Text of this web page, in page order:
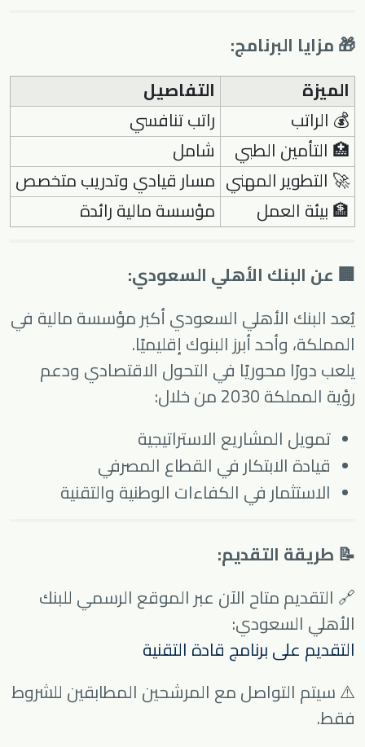
🎁 مزايا البرنامج:
الميزة
التفاصيل
💰 الراتب
راتب تنافسي
🏥 التأمين الطبي
شامل
🚀 التطوير المهني مسار قيادي وتدريب متخصص
🏦 بيئة العمل
مؤسسة مالية رائدة
🏢 عن البنك الأهلي السعودي:
يُعد البنك الأهلي السعودي أكبر مؤسسة مالية في
المملكة، وأحد أبرز البنوك إقليميًا.
يلعب دورًا محوريًا في التحول الاقتصادي ودعم
رؤية المملكة 2030 من خلال:
تمويل المشاريع الاستراتيجية
قيادة الابتكار في القطاع المصرفي
الاستثمار في الكفاءات الوطنية والتقنية
📝 طريقة التقديم:
🔗 التقديم متاح الآن عبر الموقع الرسمي للبنك
الأهلي السعودي:
التقديم على برنامج قادة التقنية
⚠️ سيتم التواصل مع المرشحين المطابقين للشروط
فقط.